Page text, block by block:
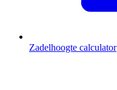
Zadelhoogte calculator